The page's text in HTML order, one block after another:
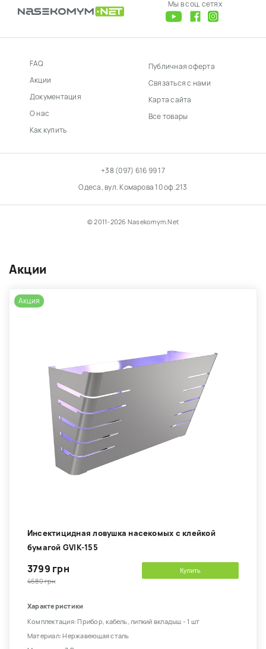
Акции
Акция
Инсектицидная ловушка насекомых с клейкой
бумагой GVIK-155
3799 грн
4680 грн
Купить
Характеристики
Комплектация: Прибор, кабель, липкий вкладыш - 1 шт
Материал: Нержавеющая сталь
Мы в соц. сетях
FAQ
Акции
Документация
О нас
Как купить
Публичная оферта
Связаться с нами
Карта сайта
Все товары
+38 (097) 616 99 17
Одеса, вул. Комарова 10 оф.213
© 2011-2026 Nasekomym.Net